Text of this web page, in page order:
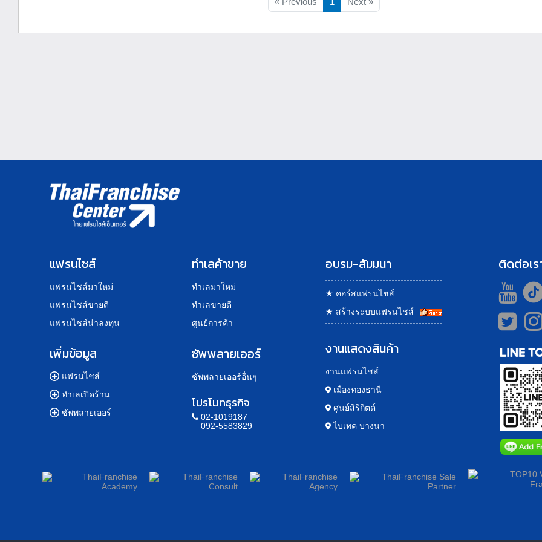
แฟรนไชส์
แฟรนไชส์มาใหม่
แฟรนไชส์ขายดี
แฟรนไชส์น่าลงทุน
เพิ่มข้อมูล
แฟรนไชส์
ทำเลเปิดร้าน
ซัพพลายเออร์
ทำเลค้าขาย
ทำเลมาใหม่
ทำเลขายดี
ศูนย์การค้า
ซัพพลายเออร์
ซัพพลายเออร์อื่นๆ
โปรโมทธุรกิจ
02-1019187
092-5583829
อบรม-สัมมนา
★ คอร์สแฟรนไชส์
★ สร้างระบบแฟรนไชส์
งานแสดงสินค้า
งานแฟรนไชส์
เมืองทองธานี
ศูนย์สิริกิตต์
ไบเทค บางนา
ติดต่อเร